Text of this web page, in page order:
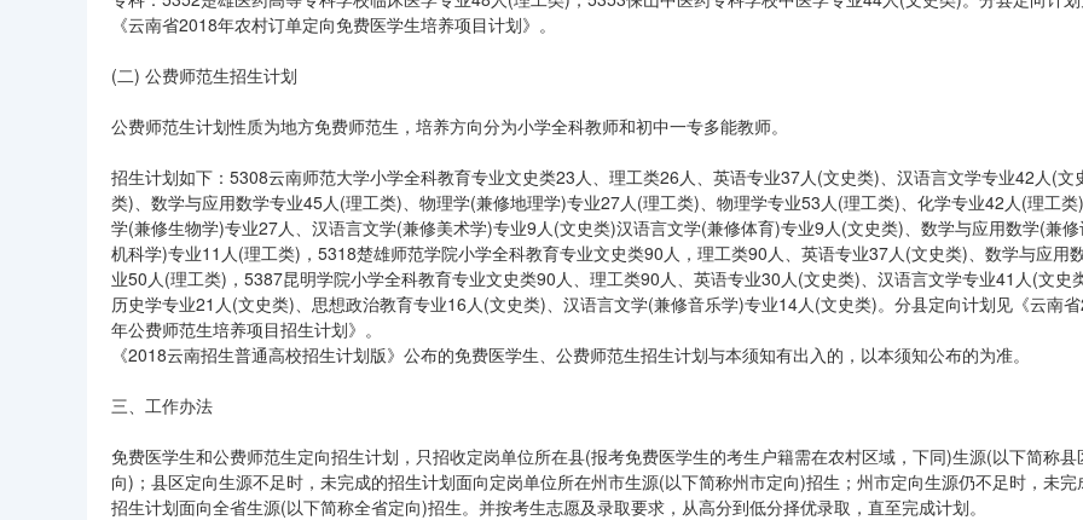
《云南省2018年农村订单定向免费医学生培养项目计划》。
(二) 公费师范生招生计划
公费师范生计划性质为地方免费师范生，培养方向分为小学全科教师和初中一专多能教师。
招生计划如下：5308云南师范大学小学全科教育专业文史类23人、理工类26人、英语专业37人(文史类)、汉语言文学专业42人(文
类)、数学与应用数学专业45人(理工类)、物理学(兼修地理学)专业27人(理工类)、物理学专业53人(理工类)、化学专业42人(理工类
学(兼修生物学)专业27人、汉语言文学(兼修美术学)专业9人(文史类)汉语言文学(兼修体育)专业9人(文史类)、数学与应用数学(兼
机科学)专业11人(理工类)，5318楚雄师范学院小学全科教育专业文史类90人，理工类90人、英语专业37人(文史类)、数学与应用
业50人(理工类)，5387昆明学院小学全科教育专业文史类90人、理工类90人、英语专业30人(文史类)、汉语言文学专业41人(文史类
历史学专业21人(文史类)、思想政治教育专业16人(文史类)、汉语言文学(兼修音乐学)专业14人(文史类)。分县定向计划见《云南
年公费师范生培养项目招生计划》。
《2018云南招生普通高校招生计划版》公布的免费医学生、公费师范生招生计划与本须知有出入的，以本须知公布的为准。
三、工作办法
免费医学生和公费师范生定向招生计划，只招收定岗单位所在县(报考免费医学生的考生户籍需在农村区域，下同)生源(以下简称县
向)；县区定向生源不足时，未完成的招生计划面向定岗单位所在州市生源(以下简称州市定向)招生；州市定向生源仍不足时，未完
招生计划面向全省生源(以下简称全省定向)招生。并按考生志愿及录取要求，从高分到低分择优录取，直至完成计划。